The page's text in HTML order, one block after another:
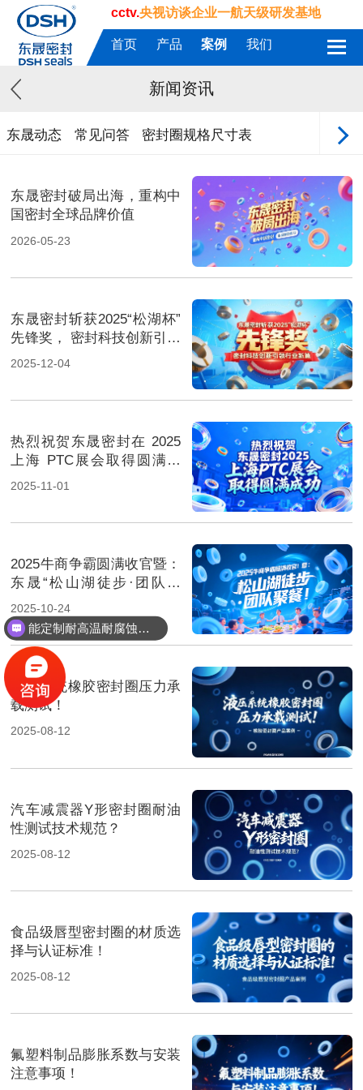
cctv.央视访谈企业一航天级研发基地
首页 产品 案例 我们
新闻资讯
东晟动态 常见问答 密封圈规格尺寸表
东晟密封破局出海，重构中
国密封全球品牌价值
2026-05-23
东晟密封斩获2025“松湖杯”
先锋奖， 密封科技创新引领
行业新篇！
2025-12-04
热烈祝贺东晟密封在 2025
上海 PTC展会取得圆满成
功！
2025-11-01
2025牛商争霸圆满收官暨：
东晟“松山湖徒步·团队聚
餐”！
2025-10-24
液压系统橡胶密封圈压力承
载测试！
2025-08-12
汽车减震器Y形密封圈耐油
性测试技术规范？
2025-08-12
食品级唇型密封圈的材质选
择与认证标准！
2025-08-12
氟塑料制品膨胀系数与安装
注意事项！
能定制耐高温耐腐蚀密封件吗？